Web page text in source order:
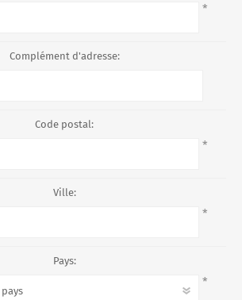
*
Complément d'adresse:
Code postal:
*
Ville:
*
Pays:
*